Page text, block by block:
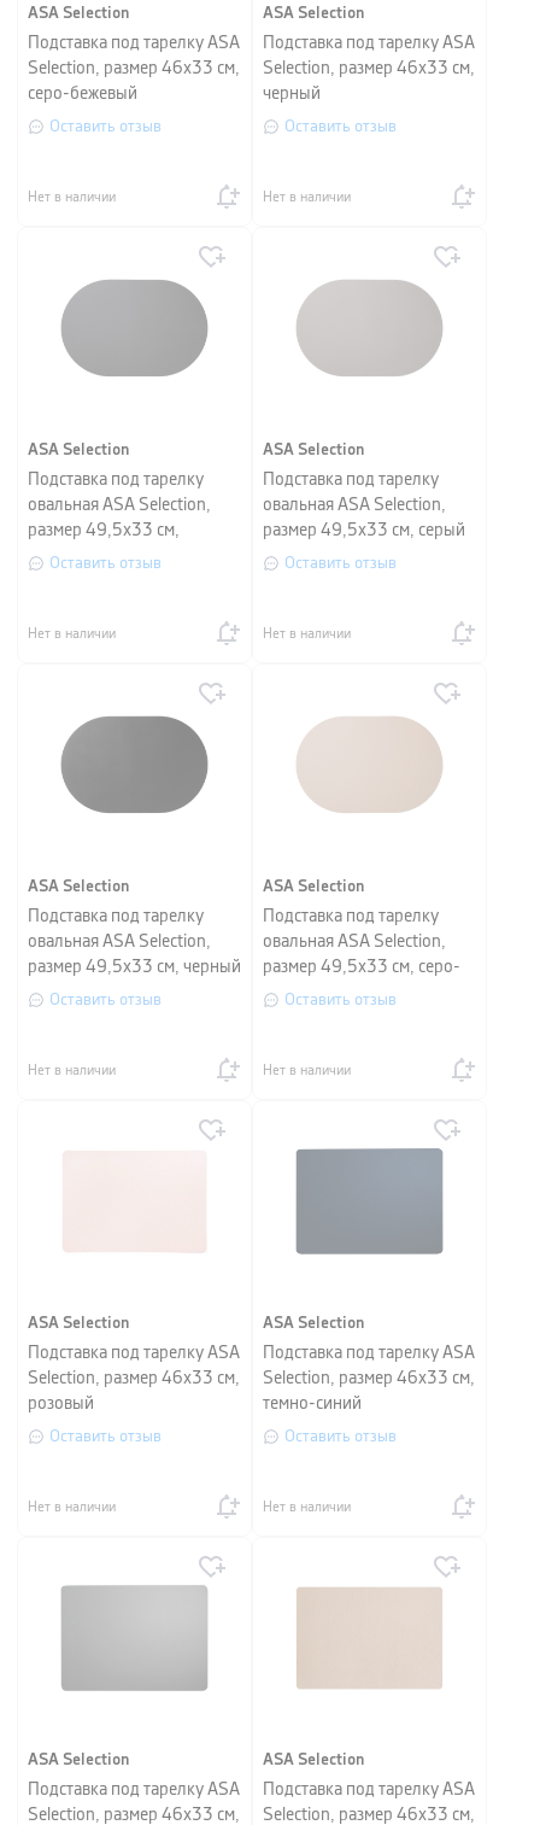
ASA Selection
Подставка под тарелку ASA
Selection, размер 46х33 см,
серо-бежевый
Оставить отзыв
Нет в наличии
ASA Selection
Подставка под тарелку ASA
Selection, размер 46х33 см,
черный
Оставить отзыв
Нет в наличии
ASA Selection
Подставка под тарелку
овальная ASA Selection,
размер 49,5х33 см,
базальт
Оставить отзыв
Нет в наличии
ASA Selection
Подставка под тарелку
овальная ASA Selection,
размер 49,5х33 см, серый
Оставить отзыв
Нет в наличии
ASA Selection
Подставка под тарелку
овальная ASA Selection,
размер 49,5х33 см, черный
Оставить отзыв
Нет в наличии
ASA Selection
Подставка под тарелку
овальная ASA Selection,
размер 49,5х33 см, серо-
бежевый
Оставить отзыв
Нет в наличии
ASA Selection
Подставка под тарелку ASA
Selection, размер 46х33 см,
розовый
Оставить отзыв
Нет в наличии
ASA Selection
Подставка под тарелку ASA
Selection, размер 46х33 см,
темно-синий
Оставить отзыв
Нет в наличии
ASA Selection
Подставка под тарелку ASA
Selection, размер 46х33 см,
ASA Selection
Подставка под тарелку ASA
Selection, размер 46х33 см,